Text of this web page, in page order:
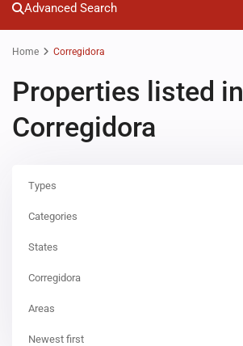
Advanced Search
Home Corregidora
Properties listed in
Corregidora
Types
Categories
States
Corregidora
Areas
Newest first